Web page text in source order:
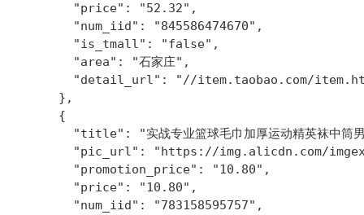
        "price": "52.32",
        "num_iid": "845586474670",
        "is_tmall": "false",
        "area": "石家庄",
"detail_url": "//item.taobao.com/
      },
      {
"title": "实战专业篮球毛巾加厚运动精英袜中筒
"pic_url": "https://img.alicdn.com/
        "promotion_price": "10.80",
        "price": "10.80",
        "num_iid": "783158595757",